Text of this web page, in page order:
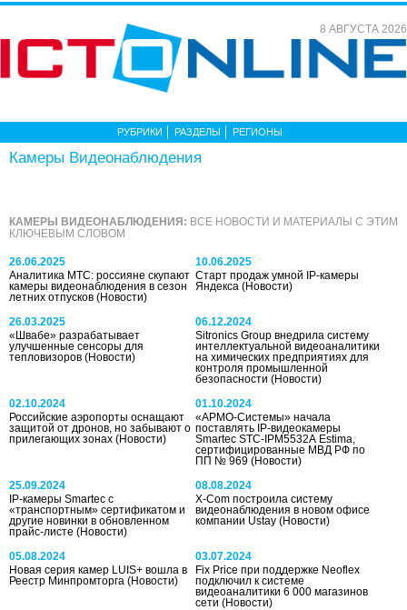
8 АВГУСТА 2026
РУБРИКИ РАЗДЕЛЫ РЕГИОНЫ
Камеры Видеонаблюдения
КАМЕРЫ ВИДЕОНАБЛЮДЕНИЯ: ВСЕ НОВОСТИ И МАТЕРИАЛЫ С ЭТИМ
КЛЮЧЕВЫМ СЛОВОМ
26.06.2025
Аналитика МТС: россияне скупают
камеры видеонаблюдения в сезон
летних отпусков (Новости)
10.06.2025
Старт продаж умной IP-камеры
Яндекса(Новости)
26.03.2025
«Швабе» разрабатывает
улучшенные сенсоры для
тепловизоров (Новости)
06.12.2024
Sitronics Group внедрила систему
интеллектуальной видеоаналитики
на химических предприятиях для
контроля промышленной
безопасности(Новости)
02.10.2024
Российские аэропорты оснащают
защитой от дронов, но забывают о
прилегающих зонах (Новости)
01.10.2024
«АРМО-Системы» начала
поставлять IP-видеокамеры
Smartec STC-IPM5532A Estima,
сертифицированные МВД РФ по
ПП № 969(Новости)
25.09.2024
IP-камеры Smartec с
«транспортным» сертификатом и
другие новинки в обновленном
прайс-листе (Новости)
08.08.2024
X-Com построила систему
видеонаблюдения в новом офисе
компании Ustay(Новости)
05.08.2024
Новая серия камер LUIS+ вошла в
Реестр Минпромторга (Новости)
03.07.2024
Fix Price при поддержке Neoflex
подключил к системе
видеоаналитики 6 000 магазинов
сети(Новости)